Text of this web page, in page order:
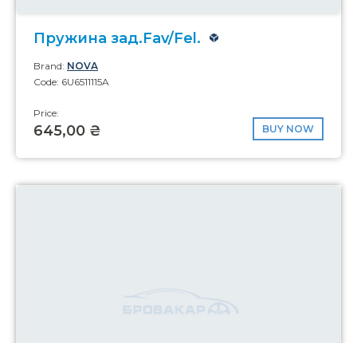
Пружина зад.Fav/Fel.
Brand: NOVA
Code: 6U6511115A
Price:
645,00 ₴ BUY NOW